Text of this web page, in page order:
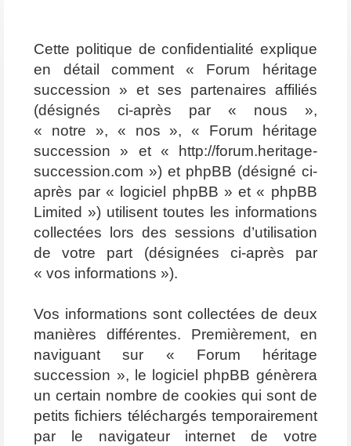
Cette politique de confidentialité explique
en détail comment « Forum héritage
succession » et ses partenaires affiliés
(désignés ci-après par « nous »,
« notre », « nos », « Forum héritage
succession » et « http://forum.heritage-
succession.com ») et phpBB (désigné ci-
après par « logiciel phpBB » et « phpBB
Limited ») utilisent toutes les informations
collectées lors des sessions d’utilisation
de votre part (désignées ci-après par
« vos informations »).
Vos informations sont collectées de deux
manières différentes. Premièrement, en
naviguant sur « Forum héritage
succession », le logiciel phpBB génèrera
un certain nombre de cookies qui sont de
petits fichiers téléchargés temporairement
par le navigateur internet de votre